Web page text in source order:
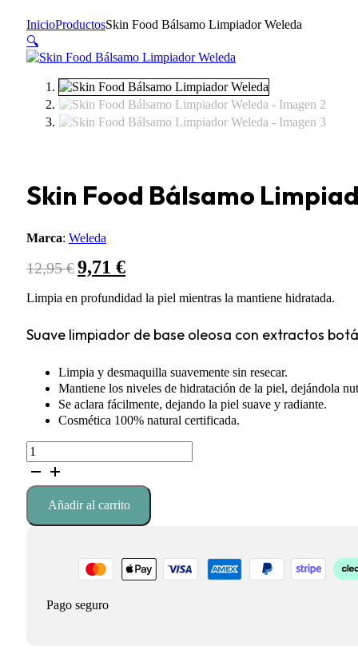
InicioProductosSkin Food Bálsamo Limpiador Weleda
🔍
Skin Food Bálsamo
Marca: Weleda
12,95€El
precio
original
12,95 €.
9,71 €El
precio
actual
9,71 €.
Limpia en profundidad la piel mientras la mantiene hidratada.
Suave limpiador de base oleosa con extractos
Limpia y desmaquilla suavemente sin resecar.
Mantiene los niveles de hidratación de la piel, dejándola
Se aclara fácilmente, dejando la piel suave y radiante.
Cosmética 100% natural certificada.
Skin
Food
Bálsamo
Limpiador
Weleda
cantidad
Añadir al carrito
Pago seguro